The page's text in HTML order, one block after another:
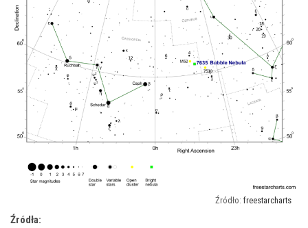
freestarcharts
Źródła: